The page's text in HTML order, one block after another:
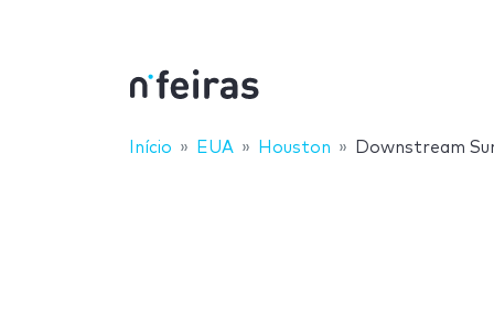
Início EUA Houston Downstream